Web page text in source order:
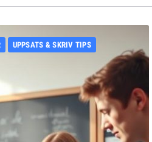
UPPSATS & SKRIV TIPS